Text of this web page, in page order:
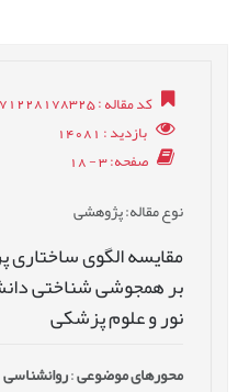
کد مقاله: 13971228178325
بازدید: 14081
صفحه: 3 - 18
نوع مقاله: پژوهشی
مقایسه الگوی
بر همجوشی شناختی
نور و علوم پزشکی
محورهای موضوعی:روانشناسی